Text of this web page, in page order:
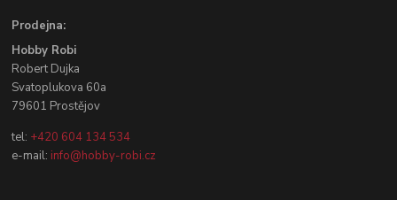
Prodejna:
Hobby Robi
Robert Dujka
Svatoplukova 60a
79601 Prostějov
tel: +420 604 134 534
e-mail: info@hobby-robi.cz